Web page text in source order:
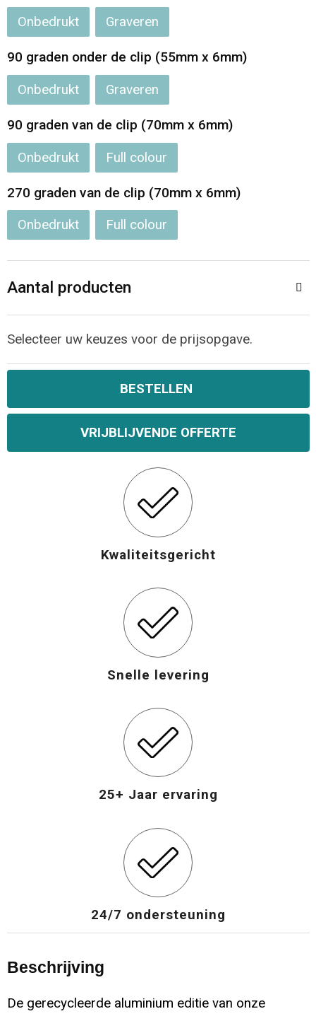
Onbedrukt Graveren
90 graden onder de clip (55mm x 6mm)
Onbedrukt Graveren
90 graden van de clip (70mm x 6mm)
Onbedrukt Full colour
270 graden van de clip (70mm x 6mm)
Onbedrukt Full colour
Aantal producten
Selecteer uw keuzes voor de prijsopgave.
BESTELLEN
VRIJBLIJVENDE OFFERTE
Kwaliteitsgericht
Snelle levering
25+ Jaar ervaring
24/7 ondersteuning
Beschrijving
De gerecycleerde aluminium editie van onze